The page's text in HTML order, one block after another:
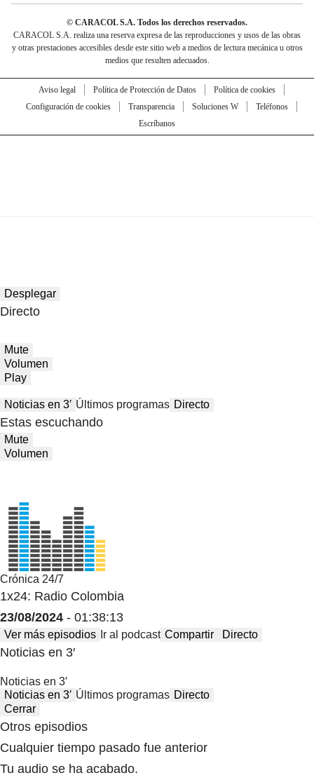
© CARACOL S.A. Todos los derechos reservados.
CARACOL S.A. realiza una reserva expresa de las reproducciones y usos de las obras
y otras prestaciones accesibles desde este sitio web a medios de lectura mecánica u otros
medios que resulten adecuados.
Aviso legal Política de Protección de Datos
Política de cookies
Configuración de cookies
Transparencia Soluciones W
Teléfonos
Escríbanos
Desplegar
Directo
Mute
Volumen
Play
Noticias en 3′ Últimos programas Directo
Estas escuchando
Mute
Volumen
Crónica 24/7
1x24: Radio Colombia
23/08/2024 - 01:38:13
Ver más episodios Ir al podcast Compartir Directo
Noticias en 3′
Noticias en 3′
Noticias en 3′ Últimos programas Directo
Cerrar
Otros episodios
Cualquier tiempo pasado fue anterior
Tu audio se ha acabado.